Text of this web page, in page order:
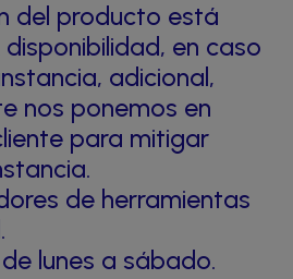
del producto está
en caso
adicional,
nos ponemos en
para mitigar
de herramientas
lunes a sábado.